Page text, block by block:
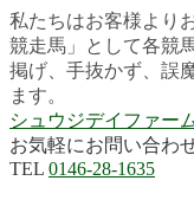
私たちはお客様より
競走馬」として各競
掲げ、手抜かず、誤
ます。
シュウジデイファー
お気軽にお問い合わ
TEL 0146-28-1635